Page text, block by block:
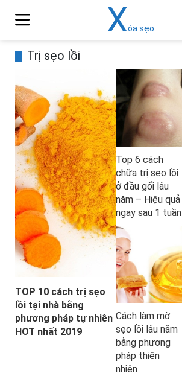
Xóa sẹo
Trị sẹo lồi
TOP 10 cách trị sẹo
lồi tại nhà bằng
phương pháp tự nhiên
HOT nhất 2019
Top 6 cách
chữa trị sẹo lồi
ở đầu gối lâu
năm – Hiệu quả
ngay sau 1 tuần
Cách làm mờ
sẹo lồi lâu năm
bằng phương
pháp thiên
nhiên